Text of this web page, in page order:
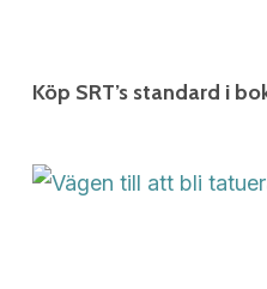
Köp SRT’s standard i